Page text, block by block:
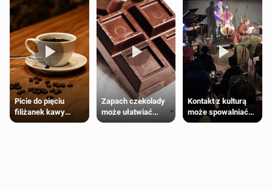
Picie do pięciu
filiżanek kawy
dziennie jest
Zapach czekolady
może ułatwiać
trening siłowy
Kontakt z kulturą
może spowalniać
starzenie